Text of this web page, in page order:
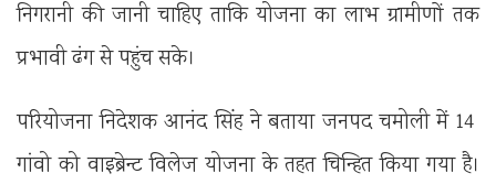
निगरानी की जानी चाहिए ताकि योजना का लाभ ग्रामीणों तक
प्रभावी ढंग से पहुंच सके।
परियोजना निदेशक आनंद सिंह ने बताया जनपद चमोली में 14
गांवो को वाइब्रेन्ट विलेज योजना के तहत चिन्हित किया गया है।